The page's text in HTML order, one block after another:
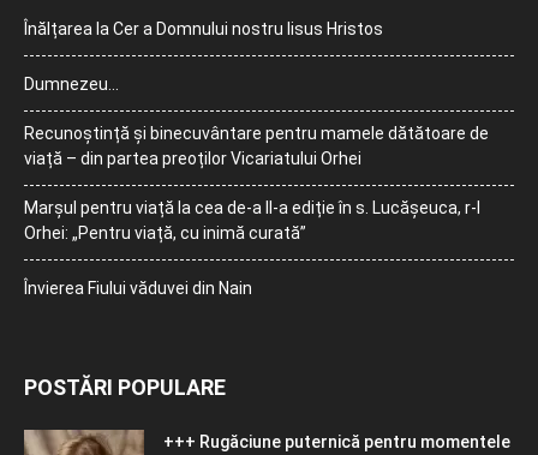
Înălțarea la Cer a Domnului nostru Iisus Hristos
Dumnezeu…
Recunoștință și binecuvântare pentru mamele dătătoare de
viață – din partea preoților Vicariatului Orhei
Marșul pentru viață la cea de-a II-a ediție în s. Lucășeuca, r-l
Orhei: „Pentru viață, cu inimă curată”
Învierea Fiului văduvei din Nain
POSTĂRI POPULARE
+++ Rugăciune puternică pentru momentele